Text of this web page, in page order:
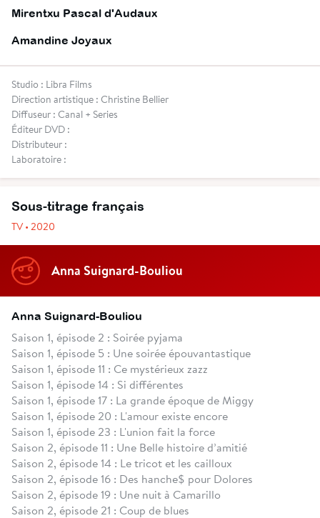
Mirentxu Pascal d'Audaux
Amandine Joyaux
Studio : Libra Films
Direction artistique : Christine Bellier
Diffuseur : Canal + Series
Éditeur DVD :
Distributeur :
Laboratoire :
Sous-titrage français
TV • 2020
Anna Suignard-Bouliou
Anna Suignard-Bouliou
Saison 1, épisode 2 : Soirée pyjama
Saison 1, épisode 5 : Une soirée épouvantastique
Saison 1, épisode 11 : Ce mystérieux zazz
Saison 1, épisode 14 : Si différentes
Saison 1, épisode 17 : La grande époque de Miggy
Saison 1, épisode 20 : L'amour existe encore
Saison 1, épisode 23 : L'union fait la force
Saison 2, épisode 11 : Une Belle histoire d’amitié
Saison 2, épisode 14 : Le tricot et les cailloux
Saison 2, épisode 16 : Des hanche$ pour Dolores
Saison 2, épisode 19 : Une nuit à Camarillo
Saison 2, épisode 21 : Coup de blues